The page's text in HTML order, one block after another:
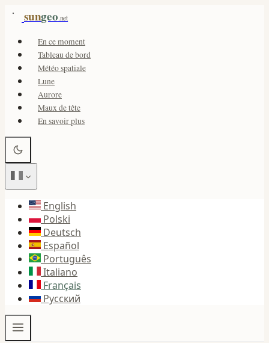
sungeo.net
En ce moment
Tableau de bord
Météo spatiale
Lune
Aurore
Maux de tête
En savoir plus
English
Polski
Deutsch
Español
Português
Italiano
Français
Русский